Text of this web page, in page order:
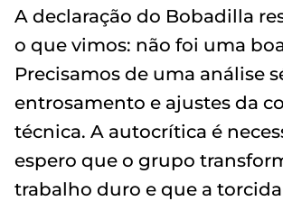
A declaração do Bobadilla
o que vimos: não foi uma
Precisamos de uma análise
entrosamento e ajustes da
técnica. A autocrítica é
espero que o grupo
trabalho duro e que a